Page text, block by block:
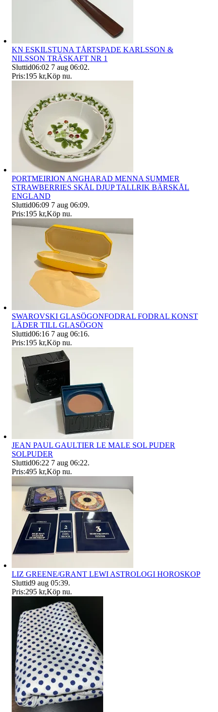
KN ESKILSTUNA TÅRTSPADE KARLSSON &
NILSSON TRÄSKAFT NR 1
Sluttid06:02 7 aug 06:02.
Pris:195 kr,Köp nu.
PORTMEIRION ANGHARAD MENNA SUMMER
STRAWBERRIES SKÅL DJUP TALLRIK BÄRSKÅL
ENGLAND
Sluttid06:09 7 aug 06:09.
Pris:195 kr,Köp nu.
SWAROVSKI GLASÖGONFODRAL FODRAL KONST
LÄDER TILL GLASÖGON
Sluttid06:16 7 aug 06:16.
Pris:195 kr,Köp nu.
JEAN PAUL GAULTIER LE MALE SOL PUDER
SOLPUDER
Sluttid06:22 7 aug 06:22.
Pris:495 kr,Köp nu.
LIZ GREENE/GRANT LEWI ASTROLOGI HOROSKOP
Sluttid9 aug 05:39.
Pris:295 kr,Köp nu.